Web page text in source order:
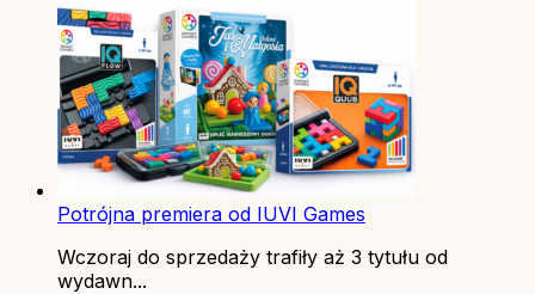
Potrójna premiera od IUVI Games
Wczoraj do sprzedaży trafiły aż 3 tytułu od
wydawn...